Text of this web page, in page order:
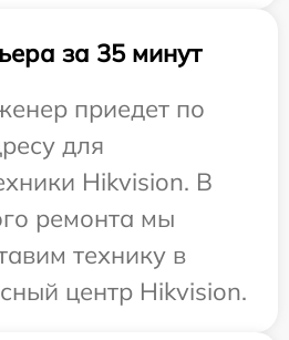
за 35 минут
приедет по
для
Hikvision. В
ремонта мы
технику в
центр Hikvision.